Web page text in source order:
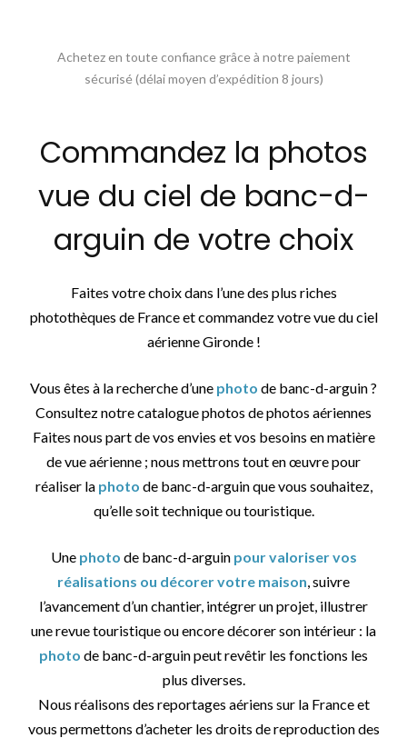
Achetez en toute confiance grâce à notre paiement
sécurisé (délai moyen d’expédition 8 jours)
Commandez la photos
vue du ciel de banc-d-
arguin de votre choix
Faites votre choix dans l’une des plus riches
photothèques de France et commandez votre vue du ciel
aérienne Gironde !
Vous êtes à la recherche d’une photo de banc-d-arguin ?
Consultez notre catalogue photos de photos aériennes
Faites nous part de vos envies et vos besoins en matière
de vue aérienne ; nous mettrons tout en œuvre pour
réaliser la photo de banc-d-arguin que vous souhaitez,
qu’elle soit technique ou touristique.
Une photo de banc-d-arguin pour valoriser vos
réalisations ou décorer votre maison, suivre
l’avancement d’un chantier, intégrer un projet, illustrer
une revue touristique ou encore décorer son intérieur : la
photo de banc-d-arguin peut revêtir les fonctions les
plus diverses.
Nous réalisons des reportages aériens sur la France et
vous permettons d’acheter les droits de reproduction des